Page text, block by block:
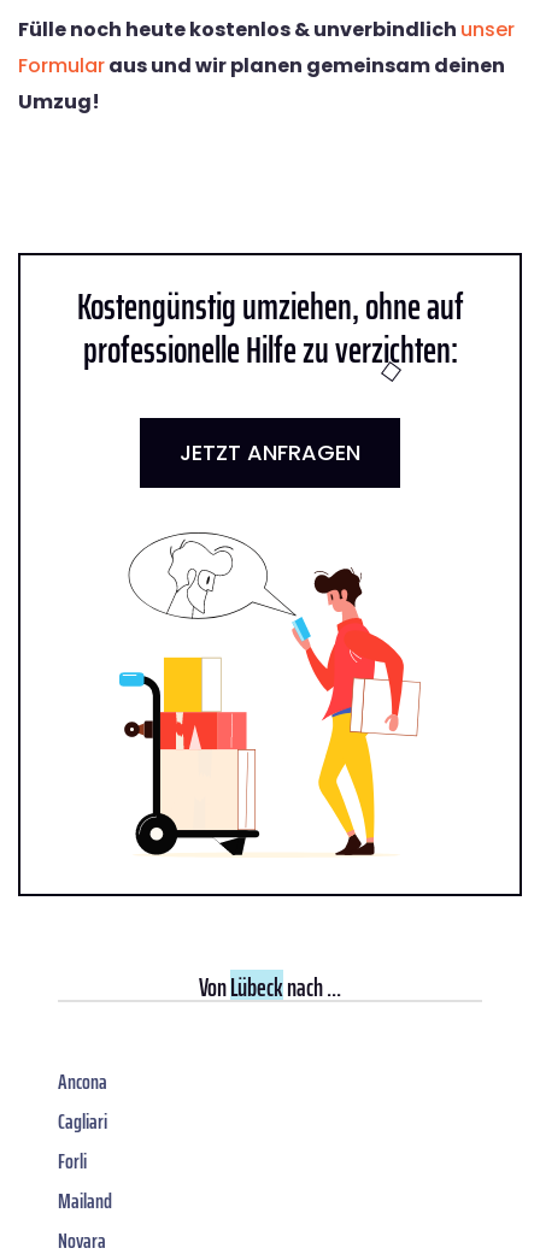
Fülle noch heute kostenlos & unverbindlich unser
Formularaus und wir planen gemeinsam deinen
Umzug!
Kostengünstig umziehen, ohne auf
professionelle Hilfe zu verzichten:
JETZT ANFRAGEN
VonLübecknach ...
Ancona
Cagliari
Forli
Mailand
Novara